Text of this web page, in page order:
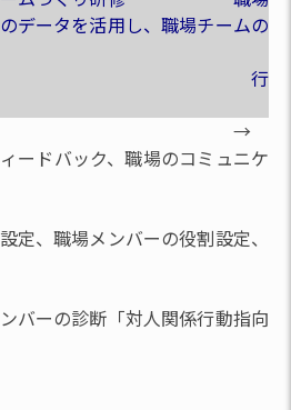
データを活用し、職場チームの
ードバック、職場のコミュニケ
定、職場メンバーの役割設定、
バーの診断「対人関係行動指向